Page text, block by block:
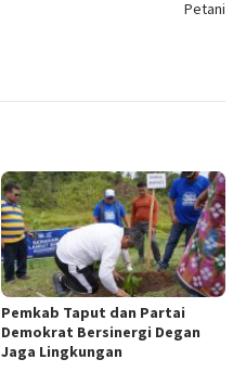
Petani
Pemkab Taput dan Partai
Demokrat Bersinergi Degan
Jaga Lingkungan